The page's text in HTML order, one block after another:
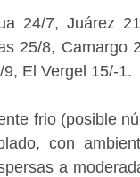
24/7, Juárez
25/8, Camargo
El Vergel 15/-1.
frio (posible
con
a